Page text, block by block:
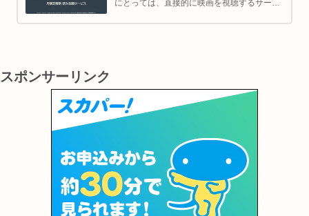
にとっては、直接的に映画を視聴するサービ
理解し、楽しむための間接的なツールとして
スポンサーリンク